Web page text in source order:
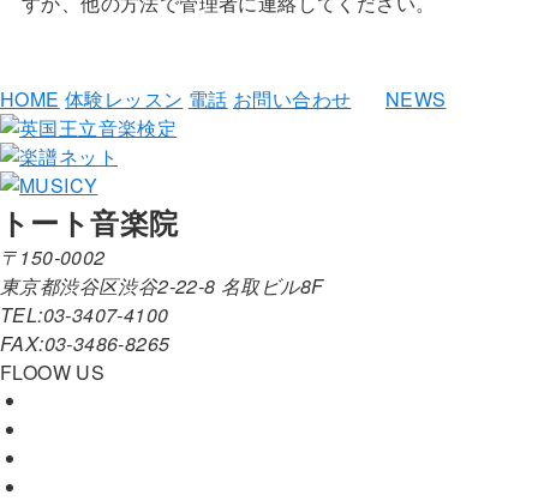
HOME 体験レッスン 電話 お問い合わせ NEWS
トート音楽院
〒150-0002
東京都渋谷区渋谷2-22-8 名取ビル8F
TEL:03-3407-4100
FAX:03-3486-8265
FLOOW US